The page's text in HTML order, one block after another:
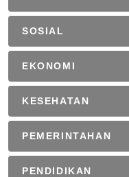
SOSIAL
EKONOMI
KESEHATAN
PEMERINTAHAN
PENDIDIKAN